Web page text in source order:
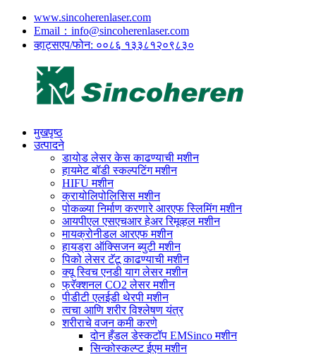
www.sincoherenlaser.com
Email：info@sincoherenlaser.com
व्हाट्सएप/फोन: ००८६ १३३८१२०९८३०
मुखपृष्ठ
उत्पादने
डायोड लेसर केस काढण्याची मशीन
हायमेट बॉडी स्कल्पटिंग मशीन
HIFU मशीन
क्रायोलिपोलिसिस मशीन
पोकळ्या निर्माण करणारे आरएफ स्लिमिंग मशीन
आयपीएल एसएचआर हेअर रिमूव्हल मशीन
मायक्रोनीडल आरएफ मशीन
हायड्रा ऑक्सिजन ब्युटी मशीन
पिको लेसर टॅटू काढण्याची मशीन
क्यू स्विच एनडी याग लेसर मशीन
फ्रॅक्शनल CO2 लेसर मशीन
पीडीटी एलईडी थेरपी मशीन
त्वचा आणि शरीर विश्लेषण यंत्र
शरीराचे वजन कमी करणे
दोन हँडल डेस्कटॉप EMSinco मशीन
सिन्कोस्कल्प्ट ईएम मशीन